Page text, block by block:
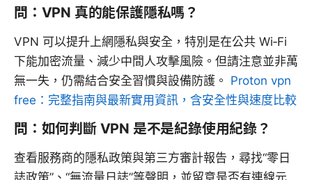
問：VPN 真的能保護隱私嗎？
VPN 可以提升上網隱私與安全，特別是在公共 Wi‑Fi
下能加密流量、減少中間人攻擊風險。但請注意並非萬
無一失，仍需結合安全習慣與設備防護。 Proton vpn
free：完整指南與最新實用資訊，含安全性與速度比較
問：如何判斷 VPN 是不是紀錄使用紀錄？
查看服務商的隱私政策與第三方審計報告，尋找“零日